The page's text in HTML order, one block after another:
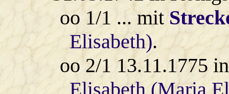
oo 1/1 ... mit
Elisabeth).
oo 2/1 13.11.1775
Elisabeth (Maria